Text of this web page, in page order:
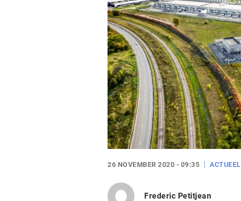
26 NOVEMBER 2020 - 09:35 ACTUEEL
Frederic Petitjean